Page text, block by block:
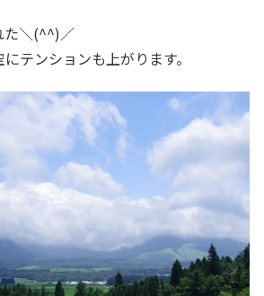
た＼(^^)／
テンションも上がります。